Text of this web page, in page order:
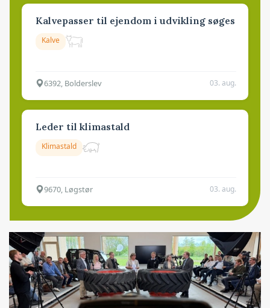
Kalvepasser til ejendom i udvikling søges
Kalve
6392, Bolderslev 03. aug.
Leder til klimastald
Klimastald
9670, Løgstør 03. aug.